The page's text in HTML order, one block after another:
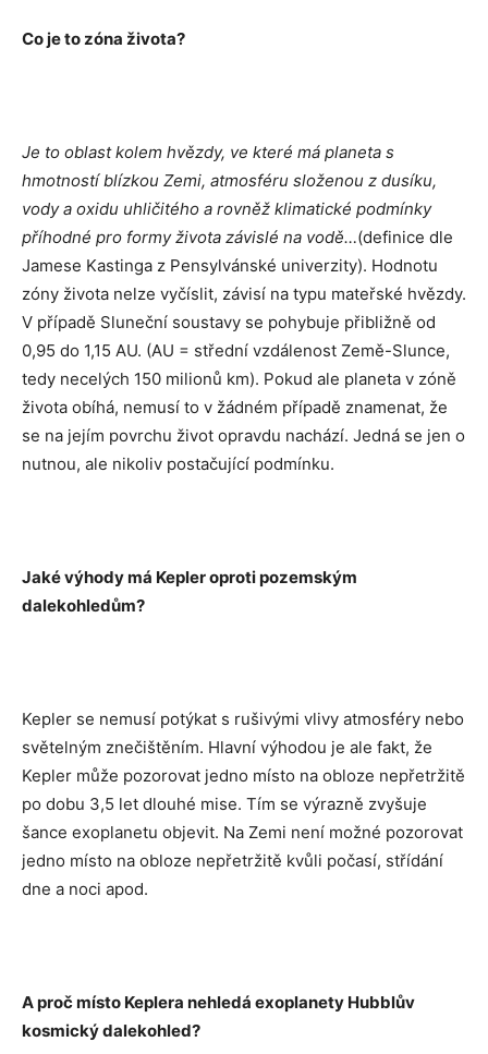
Co je to zóna života?
Je to oblast kolem hvězdy, ve které má planeta s
hmotností blízkou Zemi, atmosféru složenou z dusíku,
vody a oxidu uhličitého a rovněž klimatické podmínky
příhodné pro formy života závislé na vodě…(definice dle
Jamese Kastinga z Pensylvánské univerzity). Hodnotu
zóny života nelze vyčíslit, závisí na typu mateřské hvězdy.
V případě Sluneční soustavy se pohybuje přibližně od
0,95 do 1,15 AU. (AU = střední vzdálenost Země-Slunce,
tedy necelých 150 milionů km). Pokud ale planeta v zóně
života obíhá, nemusí to v žádném případě znamenat, že
se na jejím povrchu život opravdu nachází. Jedná se jen o
nutnou, ale nikoliv postačující podmínku.
Jaké výhody má Kepler oproti pozemským
dalekohledům?
Kepler se nemusí potýkat s rušivými vlivy atmosféry nebo
světelným znečištěním. Hlavní výhodou je ale fakt, že
Kepler může pozorovat jedno místo na obloze nepřetržitě
po dobu 3,5 let dlouhé mise. Tím se výrazně zvyšuje
šance exoplanetu objevit. Na Zemi není možné pozorovat
jedno místo na obloze nepřetržitě kvůli počasí, střídání
dne a noci apod.
A proč místo Keplera nehledá exoplanety Hubblův
kosmický dalekohled?